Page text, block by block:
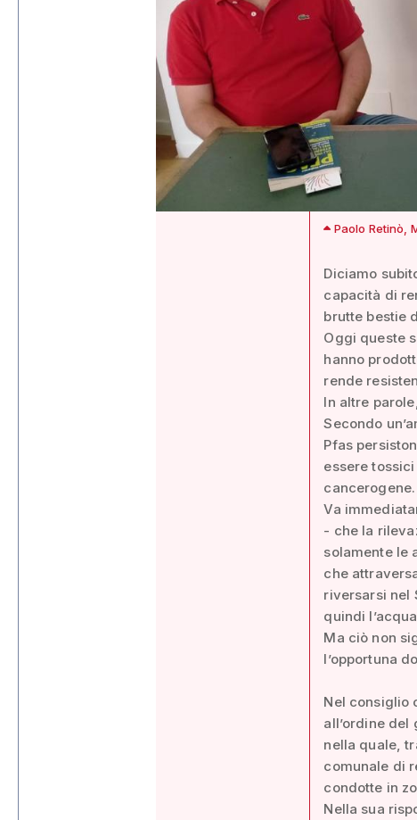
Paolo Retinò,
Diciamo
capacità di
brutte bestie
Oggi queste
hanno
rende
In altre
Secondo
Pfas
essere
cancerogene.
Va
- che la
solamente le
che
riversarsi nel
quindi
Ma ciò non
l’opportuna
Nel consiglio
all’ordine del
nella quale,
comunale di
condotte in
Nella sua